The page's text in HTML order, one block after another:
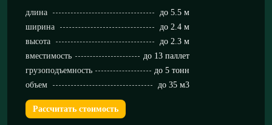
длина
до 5.5 м
ширина
до 2.4 м
высота
до 2.3 м
вместимость
до 13 паллет
грузоподъемность
до 5 тонн
объем
до 35 м3
Рассчитать стоимость